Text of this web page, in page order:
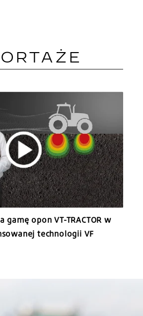
opon VT-TRACTOR w
technologii VF